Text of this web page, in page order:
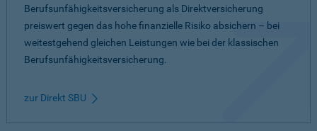
Berufsunfähigkeitsversicherung als Direktversicherung
preiswert gegen das hohe finanzielle Risiko absichern – bei
weitestgehend gleichen Leistungen wie bei der klassischen
Berufsunfähigkeitsversicherung.
zur Direkt SBU